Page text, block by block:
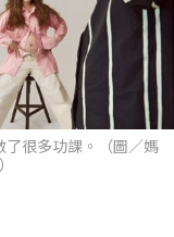
很多功課。（圖／媽